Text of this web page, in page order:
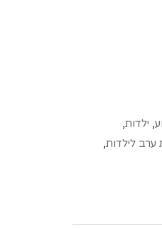
, ילדות,
ערב לילדות,